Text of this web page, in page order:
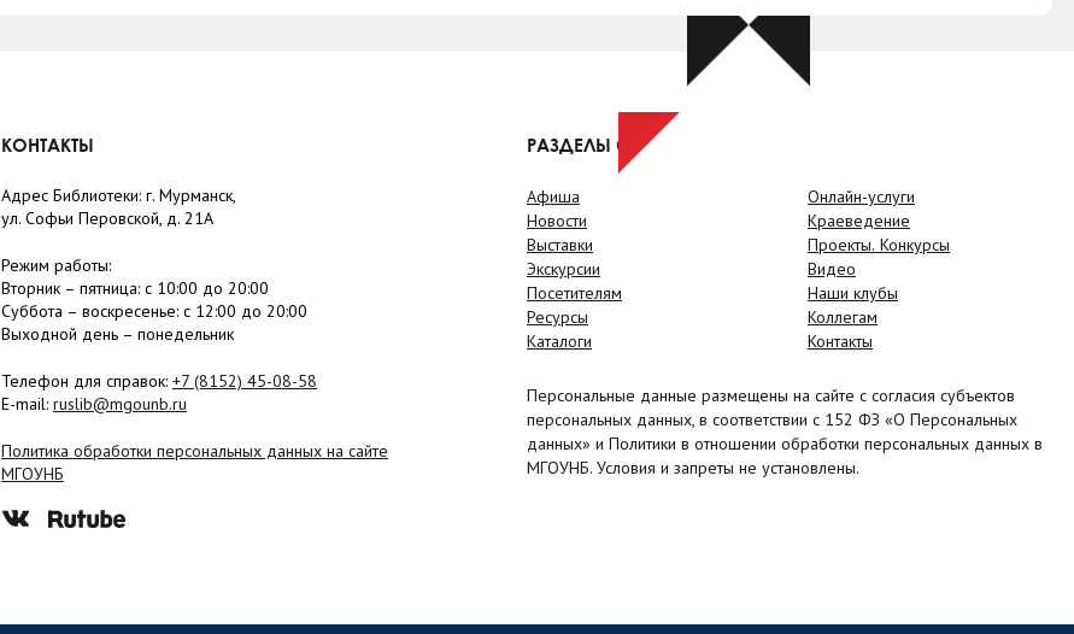
КОНТАКТЫ
Адрес Библиотеки: г. Мурманск,
ул. Софьи Перовской, д. 21А
Режим работы:
Вторник – пятница: с 10:00 до 20:00
Суббота – воскресенье: c 12:00 до 20:00
Выходной день – понедельник
Телефон для справок: +7 (8152) 45-08-58
E-mail: ruslib@mgounb.ru
Политика обработки персональных данных на сайте
МГОУНБ
РАЗДЕЛЫ САЙТА
Афиша
Новости
Выставки
Экскурсии
Посетителям
Ресурсы
Каталоги
Онлайн-услуги
Краеведение
Проекты. Конкурсы
Видео
Наши клубы
Коллегам
Контакты
Персональные данные размещены на сайте с согласия субъектов
персональных данных, в соответствии с 152 ФЗ «О Персональных
данных» и Политики в отношении обработки персональных данных в
МГОУНБ. Условия и запреты не установлены.